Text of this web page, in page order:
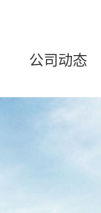
公司动态